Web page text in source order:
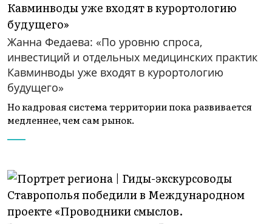
Жанна Федаева: «По уровню спроса,
инвестиций и отдельных медицинских практик
Кавминводы уже входят в курортологию
будущего»
Но кадровая система территории пока развивается
медленнее, чем сам рынок.